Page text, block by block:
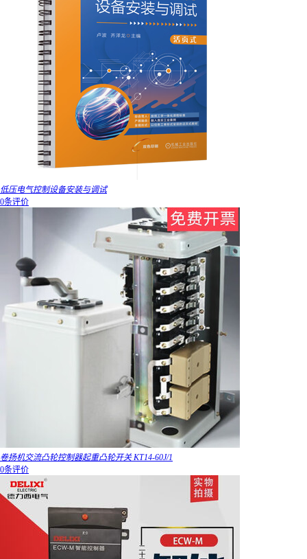
低压电气控制设备安装与调试
0条评价
卷扬机交流凸轮控制器起重凸轮开关 KT14-60J/1
0条评价